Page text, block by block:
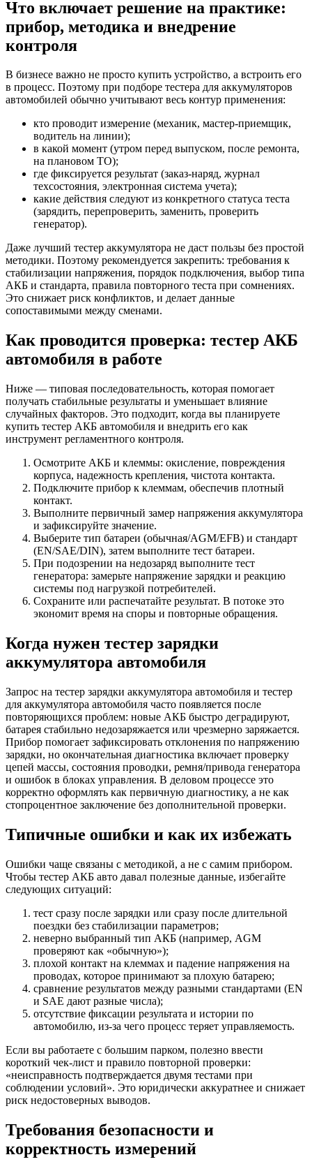
Что включает решение на практике:
прибор, методика и внедрение
контроля
В бизнесе важно не просто купить устройство, а встроить его
в процесс. Поэтому при подборе тестера для аккумуляторов
автомобилей обычно учитывают весь контур применения:
кто проводит измерение (механик, мастер-приемщик,
водитель на линии);
в какой момент (утром перед выпуском, после ремонта,
на плановом ТО);
где фиксируется результат (заказ-наряд, журнал
техсостояния, электронная система учета);
какие действия следуют из конкретного статуса теста
(зарядить, перепроверить, заменить, проверить
генератор).
Даже лучший тестер аккумулятора не даст пользы без простой
методики. Поэтому рекомендуется закрепить: требования к
стабилизации напряжения, порядок подключения, выбор типа
АКБ и стандарта, правила повторного теста при сомнениях.
Это снижает риск конфликтов, и делает данные
сопоставимыми между сменами.
Как проводится проверка: тестер АКБ
автомобиля в работе
Ниже — типовая последовательность, которая помогает
получать стабильные результаты и уменьшает влияние
случайных факторов. Это подходит, когда вы планируете
купить тестер АКБ автомобиля и внедрить его как
инструмент регламентного контроля.
Осмотрите АКБ и клеммы: окисление, повреждения
корпуса, надежность крепления, чистота контакта.
Подключите прибор к клеммам, обеспечив плотный
контакт.
Выполните первичный замер напряжения аккумулятора
и зафиксируйте значение.
Выберите тип батареи (обычная/AGM/EFB) и стандарт
(EN/SAE/DIN), затем выполните тест батареи.
При подозрении на недозаряд выполните тест
генератора: замерьте напряжение зарядки и реакцию
системы под нагрузкой потребителей.
Сохраните или распечатайте результат. В потоке это
экономит время на споры и повторные обращения.
Когда нужен тестер зарядки
аккумулятора автомобиля
Запрос на тестер зарядки аккумулятора автомобиля и тестер
для аккумулятора автомобиля часто появляется после
повторяющихся проблем: новые АКБ быстро деградируют,
батарея стабильно недозаряжается или чрезмерно заряжается.
Прибор помогает зафиксировать отклонения по напряжению
зарядки, но окончательная диагностика включает проверку
цепей массы, состояния проводки, ремня/привода генератора
и ошибок в блоках управления. В деловом процессе это
корректно оформлять как первичную диагностику, а не как
стопроцентное заключение без дополнительной проверки.
Типичные ошибки и как их избежать
Ошибки чаще связаны с методикой, а не с самим прибором.
Чтобы тестер АКБ авто давал полезные данные, избегайте
следующих ситуаций:
тест сразу после зарядки или сразу после длительной
поездки без стабилизации параметров;
неверно выбранный тип АКБ (например, AGM
проверяют как «обычную»);
плохой контакт на клеммах и падение напряжения на
проводах, которое принимают за плохую батарею;
сравнение результатов между разными стандартами (EN
и SAE дают разные числа);
отсутствие фиксации результата и истории по
автомобилю, из-за чего процесс теряет управляемость.
Если вы работаете с большим парком, полезно ввести
короткий чек-лист и правило повторной проверки:
«неисправность подтверждается двумя тестами при
соблюдении условий». Это юридически аккуратнее и снижает
риск недостоверных выводов.
Требования безопасности и
корректность измерений